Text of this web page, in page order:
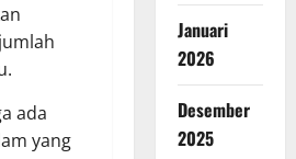
ada
yang
Januari
2026
Desember
2025